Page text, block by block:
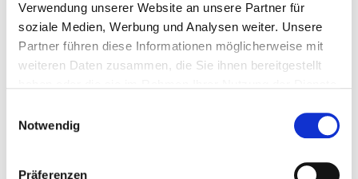
Verwendung unserer Website an unsere Partner für
soziale Medien, Werbung und Analysen weiter. Unsere
Partner führen diese Informationen möglicherweise mit
weiteren Daten zusammen, die Sie ihnen bereitgestellt
Notwendig
Präferenzen
All rights reserved. No part of the newsletter may be
reproduced in any form without written permission from
the author.
Auch in dieser